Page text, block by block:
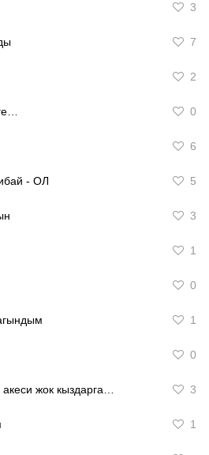
3
7
2
0
6
- ОЛ 5
3
1
0
1
0
жок кыздарга… 3
1